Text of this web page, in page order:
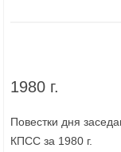
1980 г.
Повестки дня
КПСС за 1980 г.